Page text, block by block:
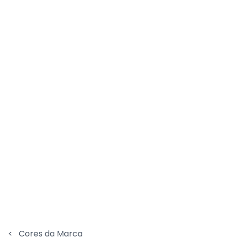
< Cores da Marca